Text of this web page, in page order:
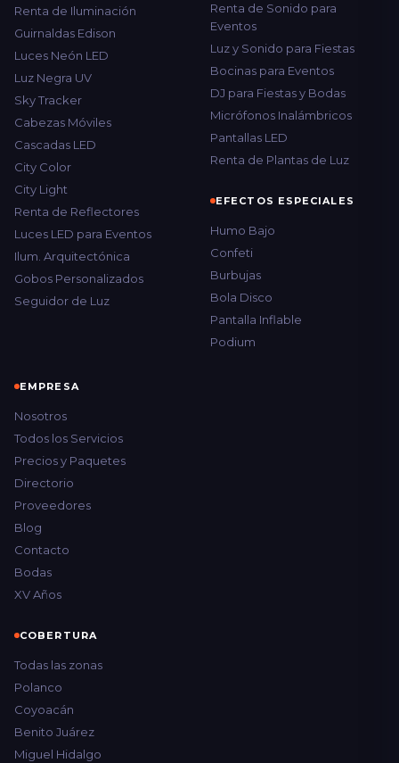
Renta de Iluminación
Guirnaldas Edison
Luces Neón LED
Luz Negra UV
Sky Tracker
Cabezas Móviles
Cascadas LED
City Color
City Light
Renta de Reflectores
Luces LED para Eventos
Ilum. Arquitectónica
Gobos Personalizados
Seguidor de Luz
Renta de Sonido para
Eventos
Luz y Sonido para Fiestas
Bocinas para Eventos
DJ para Fiestas y Bodas
Micrófonos Inalámbricos
Pantallas LED
Renta de Plantas de Luz
EFECTOS ESPECIALES
Humo Bajo
Confeti
Burbujas
Bola Disco
Pantalla Inflable
Podium
EMPRESA
Nosotros
Todos los Servicios
Precios y Paquetes
Directorio
Proveedores
Blog
Contacto
Bodas
XV Años
COBERTURA
Todas las zonas
Polanco
Coyoacán
Benito Juárez
Miguel Hidalgo